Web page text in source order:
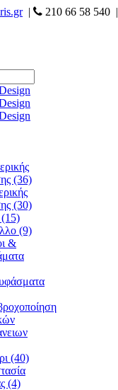
| 210 66 58 540 |
(36)
(30)
(9)
&
(40)
(4)